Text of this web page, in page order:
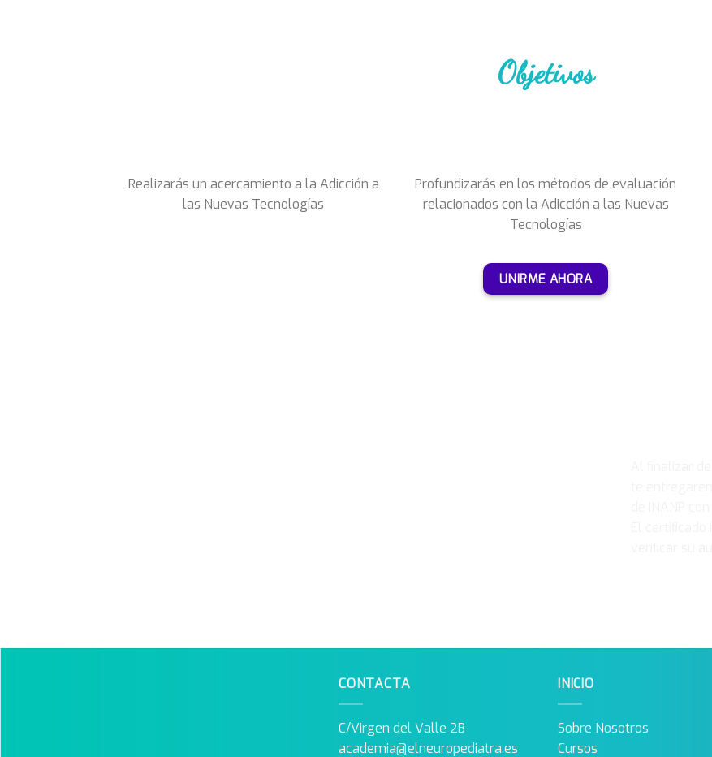
Objetivos
Realizarás un acercamiento a la Adicción a
las Nuevas Tecnologías
Profundizarás en los métodos de evaluación
relacionados con la Adicción a las Nuevas
Tecnologías
UNIRME AHORA
CONTACTA
C/Virgen del Valle 2B
academia@elneuropediatra.es
INICIO
Sobre Nosotros
Cursos